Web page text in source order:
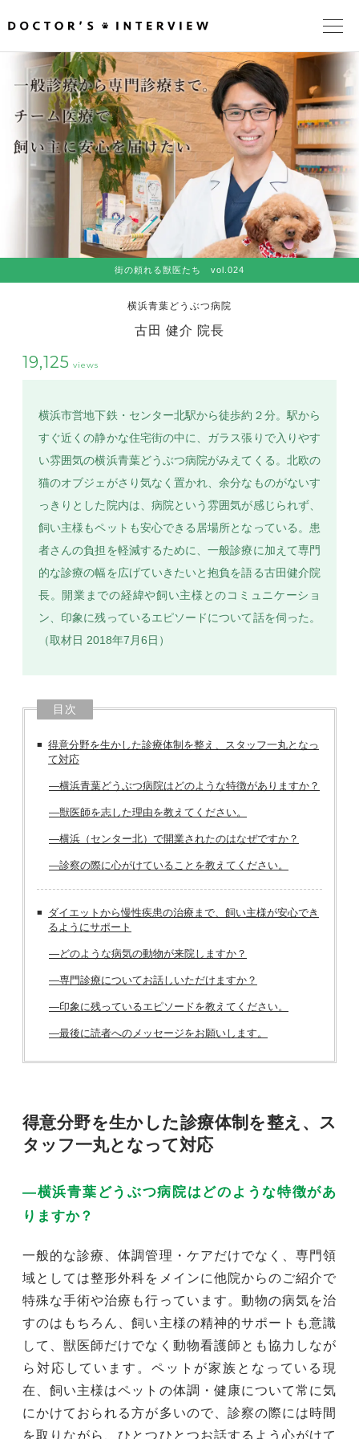
TOPページ
頼れるドクターが教える治療法
街の頼れるドクターたち
インタビューを検索
街の頼れる獣医たち vol.024
横浜青葉どうぶつ病院
古田 健介 院長
19,125 views
横浜市営地下鉄・センター北駅から徒歩約２分。駅から
すぐ近くの静かな住宅街の中に、ガラス張りで入りやす
い雰囲気の横浜青葉どうぶつ病院がみえてくる。北欧の
猫のオブジェがさり気なく置かれ、余分なものがないす
っきりとした院内は、病院という雰囲気が感じられず、
飼い主様もペットも安心できる居場所となっている。患
者さんの負担を軽減するために、一般診療に加えて専門
的な診療の幅を広げていきたいと抱負を語る古田健介院
長。開業までの経緯や飼い主様とのコミュニケーショ
ン、印象に残っているエピソードについて話を伺った。
（取材日 2018年7月6日）
目次
得意分野を生かした診療体制を整え、スタッフ一丸となっ
て対応
―横浜青葉どうぶつ病院はどのような特徴がありますか？
―獣医師を志した理由を教えてください。
―横浜（センター北）で開業されたのはなぜですか？
―診察の際に心がけていることを教えてください。
ダイエットから慢性疾患の治療まで、飼い主様が安心でき
るようにサポート
―どのような病気の動物が来院しますか？
―専門診療についてお話しいただけますか？
―印象に残っているエピソードを教えてください。
―最後に読者へのメッセージをお願いします。
得意分野を生かした診療体制を整え、ス
タッフ一丸となって対応
―横浜青葉どうぶつ病院はどのような特徴があ
りますか？
一般的な診療、体調管理・ケアだけでなく、専門領
域としては整形外科をメインに他院からのご紹介で
特殊な手術や治療も行っています。動物の病気を治
すのはもちろん、飼い主様の精神的サポートも意識
して、獣医師だけでなく動物看護師とも協力しなが
ら対応しています。ペットが家族となっている現
在、飼い主様はペットの体調・健康について常に気
にかけておられる方が多いので、診察の際には時間
を取りながら、ひとつひとつお話するよう心がけて